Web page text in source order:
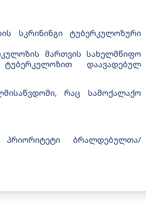
სკრინინგი ტუბერკულოზური
მართვის სახელმწიფო
დაავადებულ
რაც სამოქალაქო
პრიორიტეტი ბრალდებულთა/